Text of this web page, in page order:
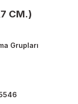
CM.)
Grupları